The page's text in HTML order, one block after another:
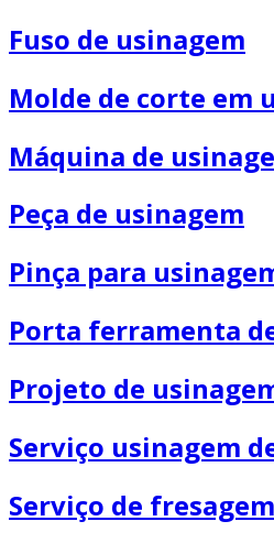
Fuso de usinagem
Molde de corte em
Máquina de
Peça de usinagem
Pinça para
Porta ferramenta
Projeto de
Serviço usinagem
Serviço de